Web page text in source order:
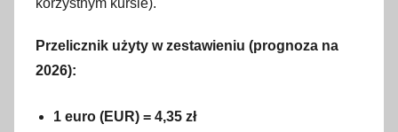
Przelicznik użyty w zestawieniu (prognoza na
2026):
1 euro (EUR) = 4,35 zł